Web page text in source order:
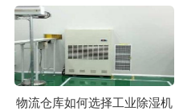
物流仓库如何选择工业除湿机